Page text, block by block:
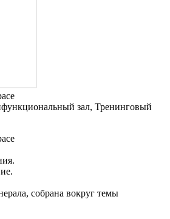
зал, Тренинговый
собрана вокруг темы